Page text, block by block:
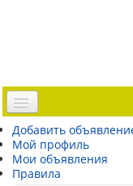
Доска объявлений
Погода Эстонии
Открытки
Добавить
Мой профиль
Мои объявления
Правила